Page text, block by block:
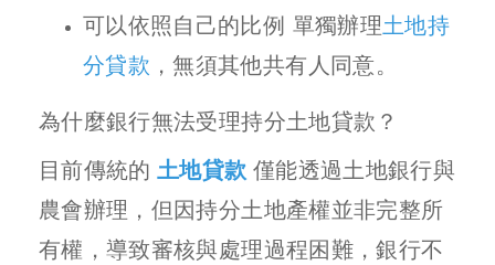
可以依照自己的比例 單獨辦理土地持
分貸款 ，無須其他共有人同意。
為什麼銀行無法受理持分土地貸款？
目前傳統的土地貸款 僅能透過土地銀行與
農會辦理，但因持分土地產權並非完整所
有權，導致審核與處理過程困難，銀行不